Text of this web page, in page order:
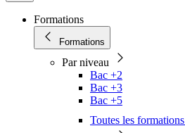
Formations
Formations
Par niveau
Bac +2
Bac +3
Bac +5
Toutes les formations